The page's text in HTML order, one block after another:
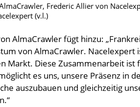
Frederic Allier von
(v.l.)
AlmaCrawler fügt hinzu:
von AlmaCrawler. Nacelexpert
Markt. Diese Zusammenarbeit
es uns, unsere Präsenz in
auszubauen und gleichzeitig